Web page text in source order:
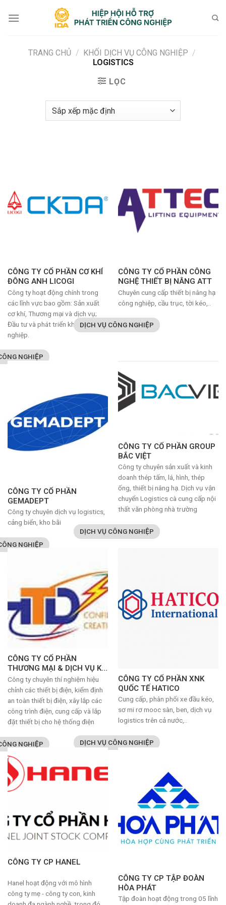
qua
TRANG CHỦ / KHỐI DỊCH VỤ CÔNG NGHIỆP /
LOGISTICS
LỌC
CÔNG TY CỔ PHẦN CƠ KHÍ
ĐÔNG ANH LICOGI
NGHIỆP
Công ty hoạt động chính trong
các lĩnh vực bao gồm: Sản xuất
cơ khí, Thương mại và dịch vụ;
Đầu tư và phát triển khu công
nghiệp.
CÔNG TY CỔ PHẦN CÔNG
NGHỆ THIẾT BỊ NÂNG ATT
DỊCH VỤ CÔNG NGHIỆP
Chuyên cung cấp thiết bị nâng hạ
công nghiệp, cầu trục, tời kéo,..
CÔNG TY CỔ PHẦN
GEMADEPT
NGHIỆP
Công ty chuyên dịch vụ logistics,
cảng biển, kho bãi
CÔNG TY CỔ PHẦN GROUP
BẮC VIỆT
DỊCH VỤ CÔNG NGHIỆP
Công ty chuyên sản xuất và kinh
doanh thép tấm, lá, hình, thép
ống, thiết bị nâng hạ. Dịch vụ vận
chuyển Logistics cà cung cấp nội
thất văn phòng nhà trường
CÔNG TY CỔ PHẦN
THƯƠNG MẠI & DỊCH VỤ KỸ
THUẬT HTD
NGHIỆP
Công ty chuyên thí nghiệm hiệu
chỉnh các thiết bị điện, kiểm định
an toàn thiết bị điện, xây lắp các
công trình điện, cung cấp và lắp
đặt thiết bị cho hệ thống điện
CÔNG TY CỔ PHẦN XNK
QUỐC TẾ HATICO
DỊCH VỤ CÔNG NGHIỆP
Cung cấp, phân phối xe đầu kéo,
sơ mi rơ mooc sàn, ben, dịch vụ
logistics trên cả nước,..
CÔNG TY CP HANEL
Hanel hoạt động với mô hình
công ty mẹ - công ty con, kinh
CÔNG TY CP TẬP ĐOÀN
HÒA PHÁT
Tập đoàn hoạt động trong 05 lĩnh